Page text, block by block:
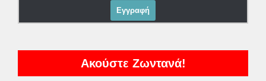
Ακούστε Ζωντανά!